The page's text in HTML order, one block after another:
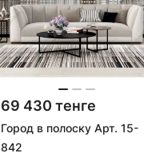
69 430 тенге
Город в полоску Арт. 15-
842